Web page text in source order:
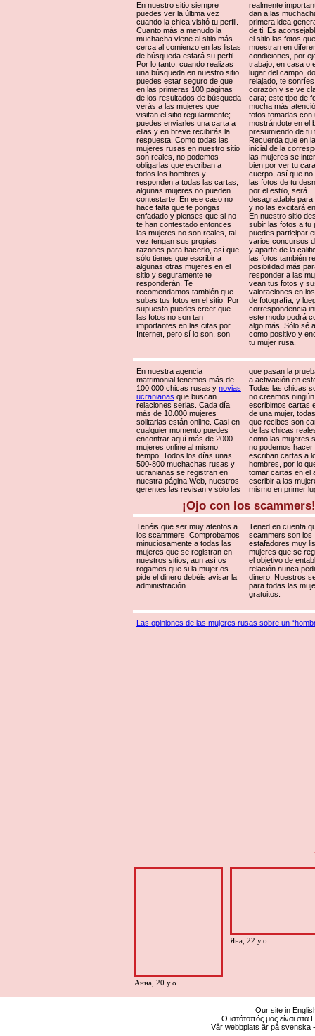
En nuestro sitio siempre
puedes ver la última vez
cuando la chica visitó tu perfil.
Cuanto más a menudo la
muchacha viene al sitio más
cerca al comienzo en las listas
de búsqueda estará su perfil.
Por lo tanto, cuando realizas
una búsqueda en nuestro sitio
puedes estar seguro de que
en las primeras 100 páginas
de los resultados de búsqueda
verás a las mujeres que
visitan el sitio regularmente;
puedes enviarles una carta a
ellas y en breve recibirás la
respuesta. Como todas las
mujeres rusas en nuestro sitio
son reales, no podemos
obligarlas que escriban a
todos los hombres y
responden a todas las cartas,
algunas mujeres no pueden
contestarte. En ese caso no
hace falta que te pongas
enfadado y pienses que si no
te han contestado entonces
las mujeres no son reales, tal
vez tengan sus propias
razones para hacerlo, así que
sólo tienes que escribir a
algunas otras mujeres en el
sitio y seguramente te
responderán. Te
recomendamos también que
subas tus fotos en el sitio. Por
supuesto puedes creer que
las fotos no son tan
importantes en las citas por
Internet, pero sí lo son, son
realmente
dan a las
primera idea
de ti. Es
el sitio las fotos
muestran en
condiciones, por
trabajo, en casa o
lugar del campo,
relajado, te
corazón y se ve
cara; este tipo de
mucha más
fotos tomadas con
mostrándote en el
presumiendo de tu
Recuerda que en
inicial de la
las mujeres se
bien por ver tu
cuerpo, así que no
las fotos de tu
por el estilo, será
desagradable para
y no las excitará
En nuestro sitio
subir las fotos a tu
puedes participar
varios concursos
y aparte de la
las fotos también
posibilidad más
responder a las
vean tus fotos y
valoraciones en
de fotografía, y
correspondencia
este modo podrá
algo más. Sólo sé
como positivo y
tu mujer rusa.
En nuestra agencia
matrimonial tenemos más de
100.000 chicas rusas y novias
ucranianas que buscan
relaciones serias. Cada día
más de 10.000 mujeres
solitarias están online. Casi en
cualquier momento puedes
encontrar aquí más de 2000
mujeres online al mismo
tiempo. Todos los días unas
500-800 muchachas rusas y
ucranianas se registran en
nuestra página Web, nuestros
gerentes las revisan y sólo las
que pasan la
a activación en
Todas las chicas
no creamos
escribimos cartas
de una mujer,
que recibes son
de las chicas
como las mujeres
no podemos hacer
escriban cartas a
hombres, por lo
tomar cartas en el
escribir a las
mismo en primer
¡Ojo con los scammers!
Tenéis que ser muy atentos a
los scammers. Comprobamos
minuciosamente a todas las
mujeres que se registran en
nuestros sitios, aun así os
rogamos que si la mujer os
pide el dinero debéis avisar la
administración.
Tened en cuenta
scammers son los
estafadores muy
mujeres que se
el objetivo de
relación nunca
dinero. Nuestros
para todas las
gratuitos.
Las opiniones de las mujeres rusas sobre un
Анна, 20 y.o.
Яна, 22 y.o.
Our site in
Ο ιστότοπός μας είναι στα
Vår webbplats är på svenska